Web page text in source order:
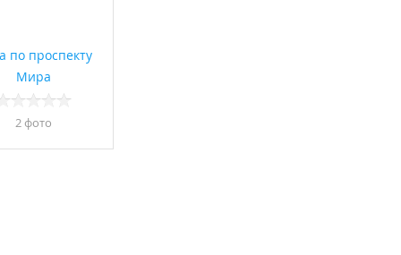
по проспекту
Мира
2 фото